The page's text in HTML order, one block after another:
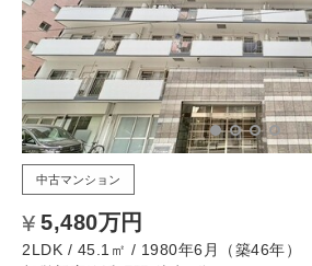
中古マンション
5,480万円
2LDK / 45.1㎡ / 1980年6月（築46年）